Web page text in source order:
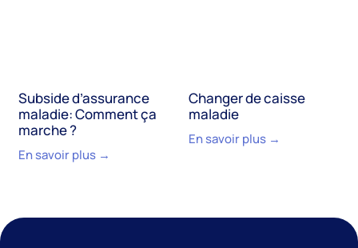
Subside d’assurance
maladie: Comment ça
marche ?
En savoir plus →
Changer de caisse
maladie
En savoir plus →